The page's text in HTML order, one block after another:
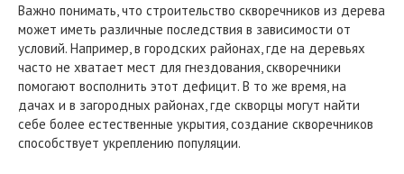
Важно понимать, что строительство скворечников из дерева
может иметь различные последствия в зависимости от
условий. Например, в городских районах, где на деревьях
часто не хватает мест для гнездования, скворечники
помогают восполнить этот дефицит. В то же время, на
дачах и в загородных районах, где скворцы могут найти
себе более естественные укрытия, создание скворечников
способствует укреплению популяции.